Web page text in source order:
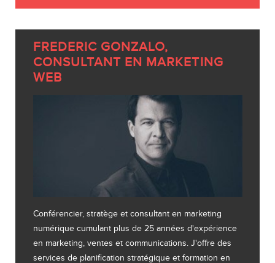
FREDERIC GONZALO,
CONSULTANT EN MARKETING
WEB
Conférencier, stratège et consultant en marketing
numérique cumulant plus de 25 années d'expérience
en marketing, ventes et communications. J'offre des
services de planification stratégique et formation en